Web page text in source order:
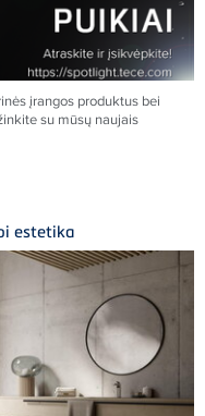
įrangos produktus bei
su mūsų naujais
estetika